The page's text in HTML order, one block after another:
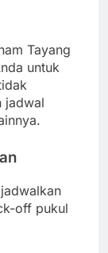
Tayang
untuk
jadwal
off pukul